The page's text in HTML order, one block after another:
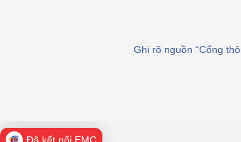
Ghi rõ nguồn “Cổng